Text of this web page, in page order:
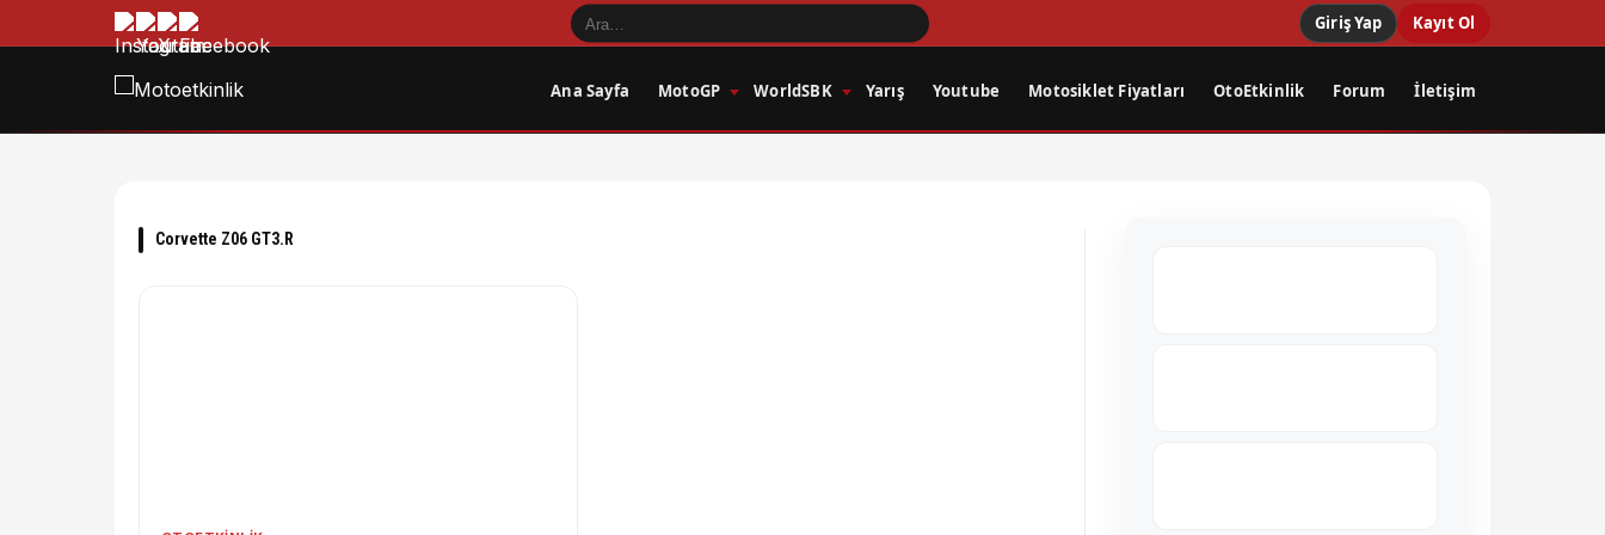
Giriş Yap Kayıt Ol
Ana Sayfa MotoGP WorldSBK Yarış Youtube Motosiklet Fiyatları OtoEtkinlik Forum İletişim
Corvette Z06 GT3.R